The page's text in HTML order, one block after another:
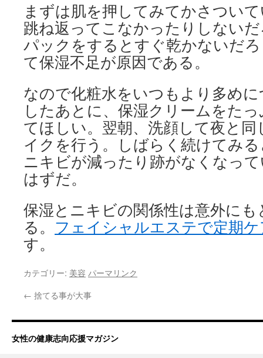
まずは肌を押してみてかさつい
跳ね返ってこなかったりしない
パックをするとすぐ乾かないだ
て保湿不足が原因である。
なので化粧水をいつもより多め
したあとに、保湿クリームをた
てほしい。翌朝、洗顔して夜と
イクを行う。しばらく続けてみ
ニキビが減ったり跡がなくなっ
はずだ。
保湿とニキビの関係性は意外に
る。 フェイシャルエステで定期
す。
カテゴリー: 美容 パーマリンク
← 捨てる事が大事
女性の健康志向応援マガジン